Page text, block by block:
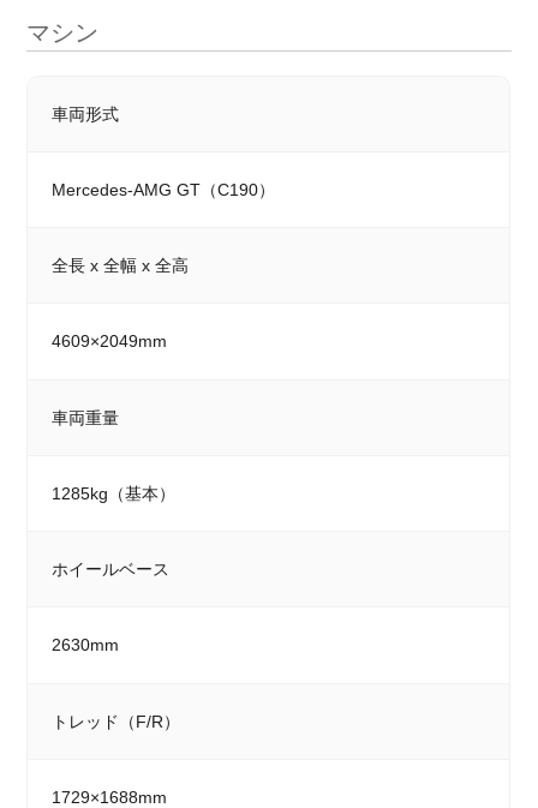
マシン
車両形式
Mercedes-AMG GT（C190）
全長 x 全幅 x 全高
4609×2049mm
車両重量
1285kg（基本）
ホイールベース
2630mm
トレッド（F/R）
1729×1688mm